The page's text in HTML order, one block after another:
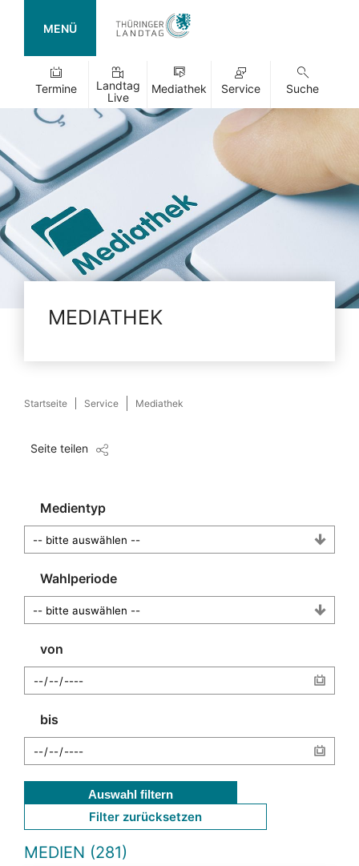
MENÜ
Termine
Landtag
Live
Mediathek Service Suche
MEDIATHEK
Startseite Service Mediathek
Seite teilen
Medientyp
Wahlperiode
von
bis
Auswahl filtern
Filter zurücksetzen
MEDIEN (281)